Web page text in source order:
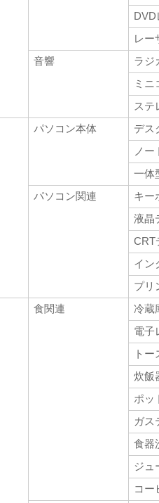
レー
音響
ラジ
ミニ
ステ
パソコン本体
デス
ノー
一体
パソコン関連
キー
液晶
CRT
イン
プリ
食関連
冷蔵
電子
ト
炊飯
ポッ
ガス
食器
ジュ
コー